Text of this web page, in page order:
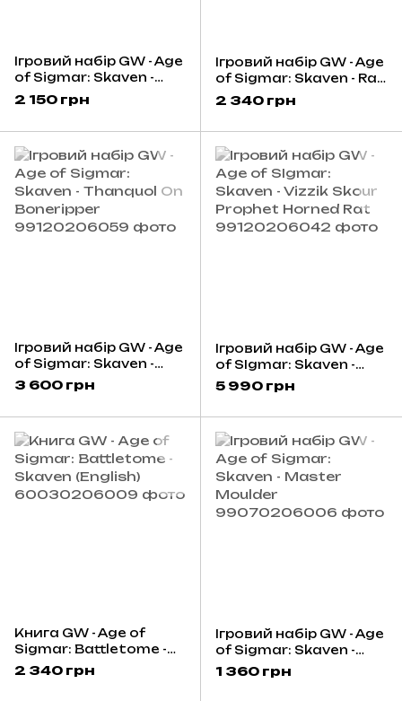
Ігровий набір GW - Age
of Sigmar: Skaven -
Stormvermin
2 150 грн
Ігровий набір GW - Age
of Sigmar: Skaven - Rat
Ogors
2 340 грн
Ігровий набір GW - Age
of Sigmar: Skaven -
Thanquol On
Boneripper
3 600 грн
Ігровий набір GW - Age
of SIgmar: Skaven -
Vizzik Skour Prophet
Horned Rat
5 990 грн
Книга GW - Age of
Sigmar: Battletome -
Skaven (English)
2 340 грн
Ігровий набір GW - Age
of Sigmar: Skaven -
Master Moulder
1 360 грн